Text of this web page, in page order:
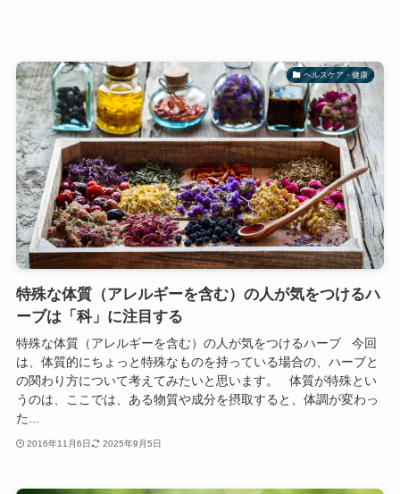
ヘルスケア・健康
特殊な体質（アレルギーを含む）の人が気をつけるハ
ーブは「科」に注目する
特殊な体質（アレルギーを含む）の人が気をつけるハーブ 今回
は、体質的にちょっと特殊なものを持っている場合の、ハーブと
の関わり方について考えてみたいと思います。 体質が特殊とい
うのは、ここでは、ある物質や成分を摂取すると、体調が変わっ
た...
2016年11月6日 2025年9月5日